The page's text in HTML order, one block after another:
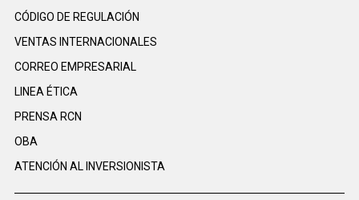
CÓDIGO DE REGULACIÓN
VENTAS INTERNACIONALES
CORREO EMPRESARIAL
LINEA ÉTICA
PRENSA RCN
OBA
ATENCIÓN AL INVERSIONISTA